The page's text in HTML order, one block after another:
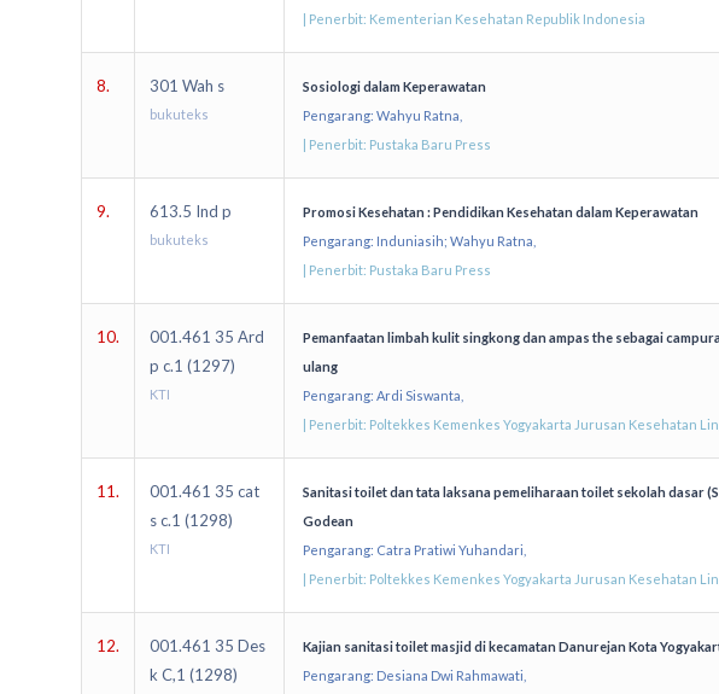
| Penerbit: Kementerian Kesehatan Republik Indonesia
8. 301 Wah s
bukuteks
Sosiologi dalam Keperawatan
Pengarang: Wahyu Ratna,
| Penerbit: Pustaka Baru Press
9. 613.5 Ind p
bukuteks
Promosi Kesehatan : Pendidikan Kesehatan dalam Keperawatan
Pengarang: Induniasih; Wahyu Ratna,
| Penerbit: Pustaka Baru Press
10.
001.461 35 Ard
p c.1 (1297)
KTI
Pemanfaatan limbah kulit singkong dan ampas the sebagai
ulang
Pengarang: Ardi Siswanta,
| Penerbit: Poltekkes Kemenkes Yogyakarta Jurusan Kesehatan
11.
001.461 35 cat
s c.1 (1298)
KTI
Sanitasi toilet dan tata laksana pemeliharaan toilet sekolah dasar
Godean
Pengarang: Catra Pratiwi Yuhandari,
| Penerbit: Poltekkes Kemenkes Yogyakarta Jurusan Kesehatan
12.
001.461 35 Des
k C,1 (1298)
Kajian sanitasi toilet masjid di kecamatan Danurejan Kota
Pengarang: Desiana Dwi Rahmawati,